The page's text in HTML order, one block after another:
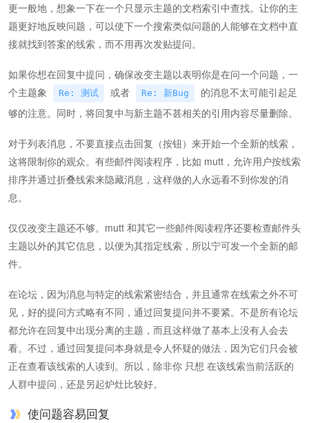
更一般地，想象一下在一个只显示主题的文档索引中查找。让你的主
题更好地反映问题，可以使下一个搜索类似问题的人能够在文档中直
接就找到答案的线索，而不用再次发贴提问。
如果你想在回复中提问，确保改变主题以表明你是在问一个问题，一
个主题象
Re: 测试 或者 Re: 新Bug
的消息不太可能引起足
够的注意。同时，将回复中与新主题不甚相关的引用内容尽量删除。
对于列表消息，不要直接点击回复（按钮）来开始一个全新的线索，
这将限制你的观众。有些邮件阅读程序，比如 mutt，允许用户按线索
排序并通过折叠线索来隐藏消息，这样做的人永远看不到你发的消
息。
仅仅改变主题还不够。mutt 和其它一些邮件阅读程序还要检查邮件头
主题以外的其它信息，以便为其指定线索，所以宁可发一个全新的邮
件。
在论坛，因为消息与特定的线索紧密结合，并且通常在线索之外不可
见，好的提问方式略有不同，通过回复提问并不要紧。不是所有论坛
都允许在回复中出现分离的主题，而且这样做了基本上没有人会去
看。不过，通过回复提问本身就是令人怀疑的做法，因为它们只会被
正在查看该线索的人读到。所以，除非你 只想 在该线索当前活跃的
人群中提问，还是另起炉灶比较好。
使问题容易回复